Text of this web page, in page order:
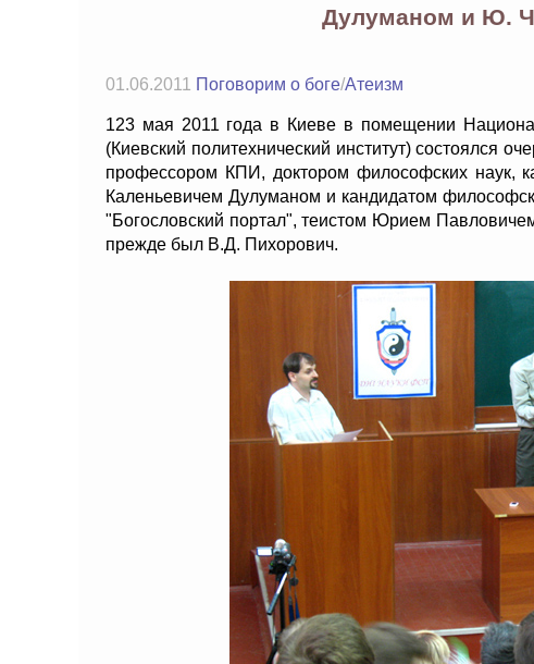
Дулуманом и Ю.
01.06.2011 Поговорим о боге/Атеизм
123 мая 2011 года в Киеве в помещении
(Киевский политехнический институт) состоялся
профессором КПИ, доктором философских наук,
Каленьевичем Дулуманом и кандидатом
"Богословский портал", теистом Юрием
прежде был В.Д. Пихорович.